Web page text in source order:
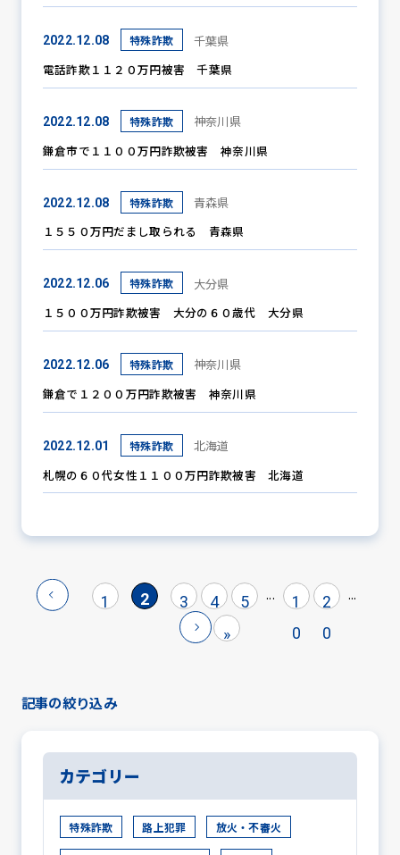
2022.12.08 特殊詐欺
千葉県
電話詐欺１１２０万円被害 千葉県
2022.12.08 特殊詐欺
神奈川県
鎌倉市で１１００万円詐欺被害 神奈川県
2022.12.08 特殊詐欺
青森県
１５５０万円だまし取られる 青森県
2022.12.06 特殊詐欺
大分県
１５００万円詐欺被害 大分の６０歳代 大分県
2022.12.06 特殊詐欺
神奈川県
鎌倉で１２００万円詐欺被害 神奈川県
2022.12.01 特殊詐欺
北海道
札幌の６０代女性１１００万円詐欺被害 北海道
1 2 3 4 5 ...
1
0
2
0
...
»
記事の絞り込み
カテゴリー
特殊詐欺 路上犯罪 放火・不審火